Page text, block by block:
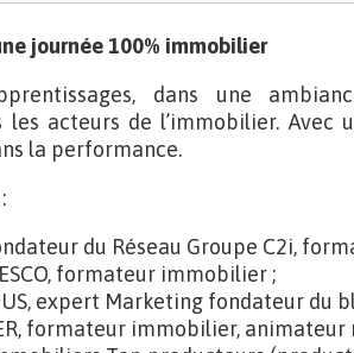
journée 100% immobilier
dans une
les acteurs de l’immobilier.
la performance.
du Réseau Groupe C2i,
formateur immobilier ;
expert Marketing fondateur du
formateur immobilier,